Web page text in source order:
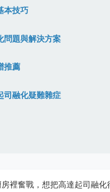
本技巧
問題與解決方案
推薦
司融化疑難雜症
裡奮戰，想把高達起司融